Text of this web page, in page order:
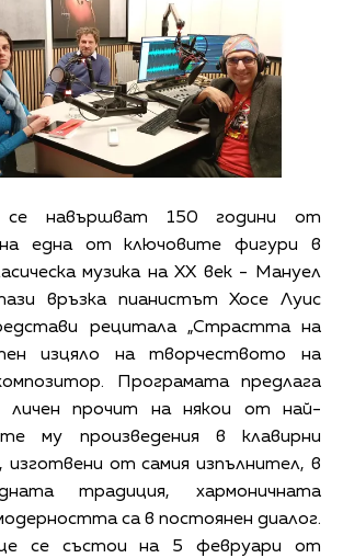
се навършват 150 години от
една от ключовите фигури в
музика на ХХ век - Мануел
връзка пианистът Хосе Луис
рецитала „Страстта на
изцяло на творчеството на
Програмата предлага
личен прочит на някои от най-
му произведения в клавирни
изготвени от самия изпълнител, в
традиция, хармоничната
са в постоянен диалог.
се състои на 5 февруари от